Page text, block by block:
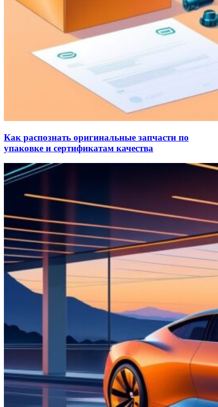
Как распознать оригинальные запчасти по
упаковке и сертификатам качества